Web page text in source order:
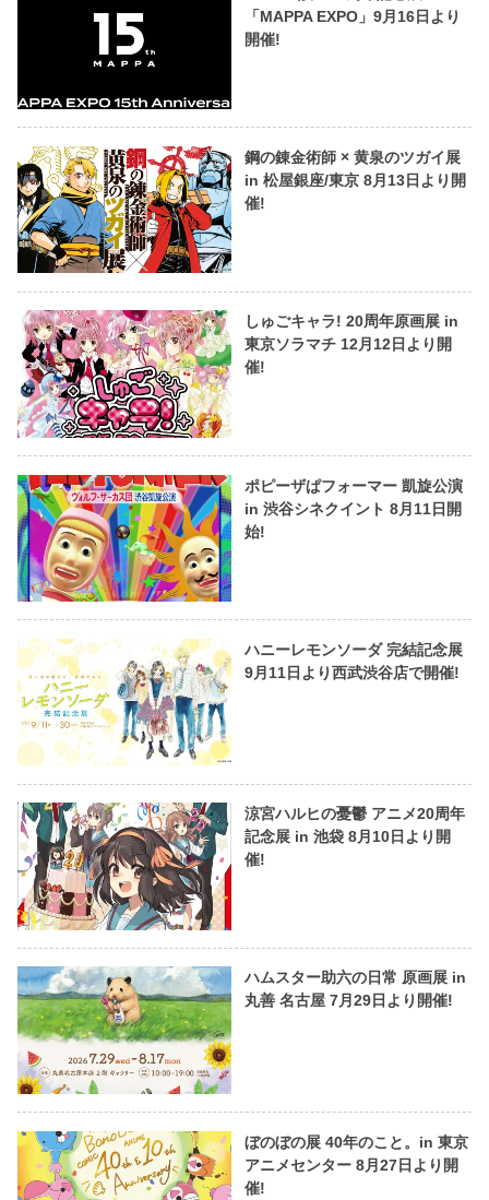
「MAPPA EXPO」9月16日より
開催!
鋼の錬金術師 × 黄泉のツガイ展
in 松屋銀座/東京 8月13日より開
催!
しゅごキャラ! 20周年原画展 in
東京ソラマチ 12月12日より開
催!
ポピーザぱフォーマー 凱旋公演
in 渋谷シネクイント 8月11日開
始!
ハニーレモンソーダ 完結記念展
9月11日より西武渋谷店で開催!
涼宮ハルヒの憂鬱 アニメ20周年
記念展 in 池袋 8月10日より開
催!
ハムスター助六の日常 原画展 in
丸善 名古屋 7月29日より開催!
ぼのぼの展 40年のこと。in 東京
アニメセンター 8月27日より開
催!